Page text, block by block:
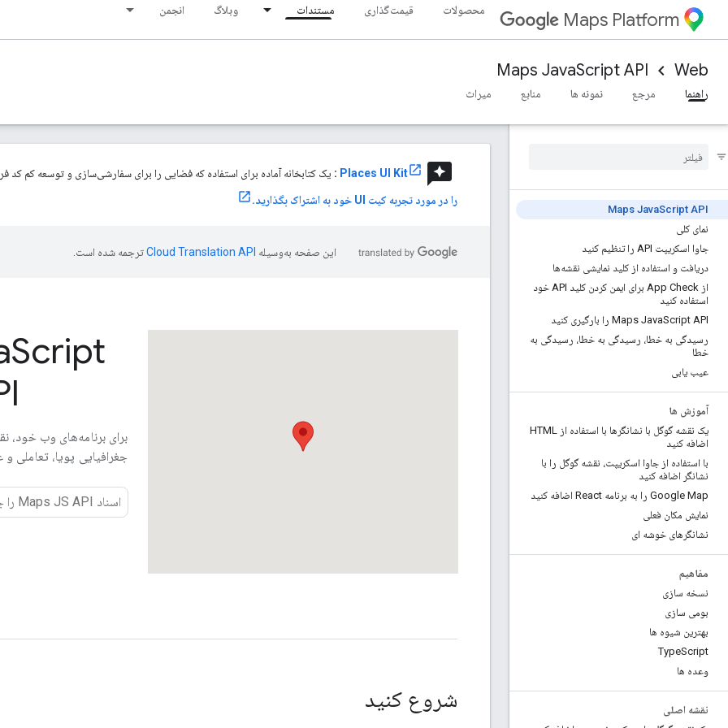
Maps Platform محصولات قیمت‌گذاری مستندات وبلاگ انجمن
Web
Maps JavaScript API
راهنما
مرجع نمونه ها منابع میراث
Maps JavaScript API
نمای کلی
جاوا اسکریپت API را تنظیم کنید
دریافت و استفاده از کلید نمایشی نقشه‌ها
از App Check برای ایمن کردن کلید API خود
استفاده کنید
Maps JavaScript API را بارگیری کنید
رسیدگی به خطا، رسیدگی به خطا، رسیدگی به
خطا
عیب یابی
آموزش ها
یک نقشه گوگل با نشانگرها با استفاده از HTML
اضافه کنید
با استفاده از جاوا اسکریپت، نقشه گوگل را با
نشانگر اضافه کنید
Google Map را به برنامه React اضافه کنید
نمایش مکان فعلی
نشانگرهای خوشه ای
مفاهیم
نسخه سازی
بومی سازی
بهترین شیوه ها
TypeScript
وعده ها
نقشه اصلی
reviews
Places UI Kit
: یک کتابخانه آماده برای استفاده که فضایی را برای سفارشی‌سازی و توسعه کم کد
را در مورد تجربه کیت UI خود به اشتراک بگذارید.
این صفحه به‌وسیله ترجمه شده است.
Script
برای برنامه‌های وب خود،
جغرافیایی پویا، تعاملی
شروع کنید